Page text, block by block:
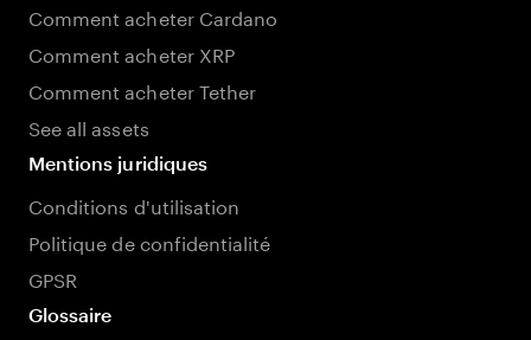
Comment acheter Cardano
Comment acheter XRP
Comment acheter Tether
See all assets
Mentions juridiques
Conditions d'utilisation
Politique de confidentialité
GPSR
Glossaire